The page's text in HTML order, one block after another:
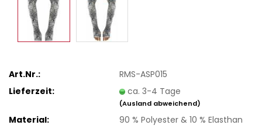
Art.Nr.:
RMS-ASP015
Lieferzeit:
ca. 3-4 Tage
(Ausland abweichend)
Material:
90 % Polyester & 10 % Elasthan